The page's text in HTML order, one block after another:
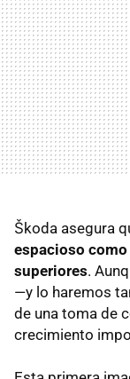
Škoda asegura
espacioso
superiores.
—y lo haremos
de una toma de
crecimiento